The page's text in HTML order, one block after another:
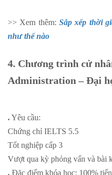
>> Xem thêm: Sắp xếp thời
như thế nào
4. Chương trình cử
Administration – Đại
.Yêu cầu:
Chứng chỉ IELTS 5.5
Tốt nghiệp cấp 3
Vượt qua kỳ phỏng vấn và bài
. Đặc điểm khóa học: 100%